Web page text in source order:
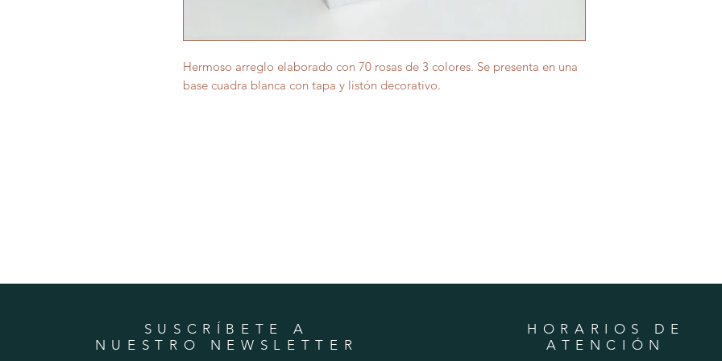
Hermoso arreglo elaborado con 70 rosas de 3 colores. Se presenta en una
base cuadra blanca con tapa y listón decorativo.
SUSCRÍBETE A
NUESTRO NEWSLETTER
HORARIOS DE
ATENCIÓN